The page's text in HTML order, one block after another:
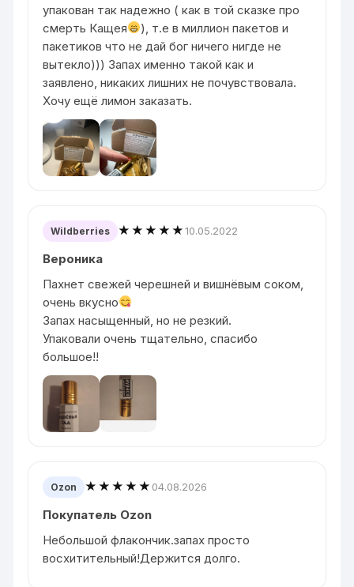
упакован так надежно ( как в той сказке про
смерть Кащея
), т.е в миллион пакетов и
пакетиков что не дай бог ничего нигде не
вытекло))) Запах именно такой как и
заявлено, никаких лишних не почувствовала.
Хочу ещё лимон заказать.
Wildberries ★★★★★10.05.2022
Вероника
Пахнет свежей черешней и вишнёвым соком,
очень вкусно
Запах насыщенный, но не резкий.
Упаковали очень тщательно, спасибо
большое!!
Ozon ★★★★★ 04.08.2026
Покупатель Ozon
Небольшой флакончик.запах просто
восхитительный!Держится долго.